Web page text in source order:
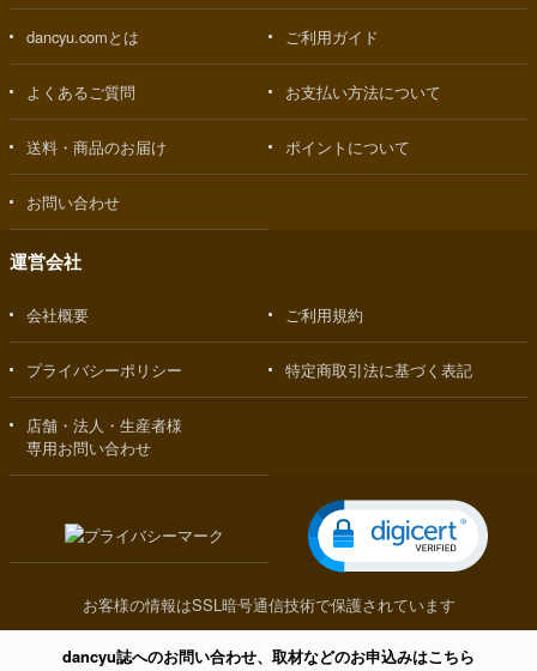
dancyu.comとは ご利用ガイド
よくあるご質問 お支払い方法について
送料・商品のお届け ポイントについて
お問い合わせ
運営会社
会社概要 ご利用規約
プライバシーポリシー 特定商取引法に基づく表記
店舗・法人・生産者様
専用お問い合わせ
お客様の情報はSSL暗号通信技術で保護されています
dancyu誌へのお問い合わせ、取材などのお申込みはこちら